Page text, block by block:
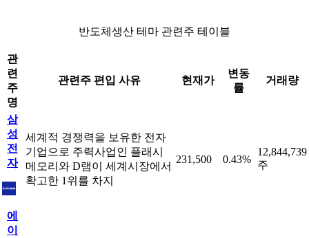
반도체생산 테마 관련주 테이블
관
련
주
명
관련주 편입 사유 현재가
변동
률
거래량
삼
성
전
자
세계적 경쟁력을 보유한 전자
기업으로 주력사업인 플래시
메모리와 D램이 세계시장에서
확고한 1위를 차지
231,500 0.43%
12,844,739
주
에
이